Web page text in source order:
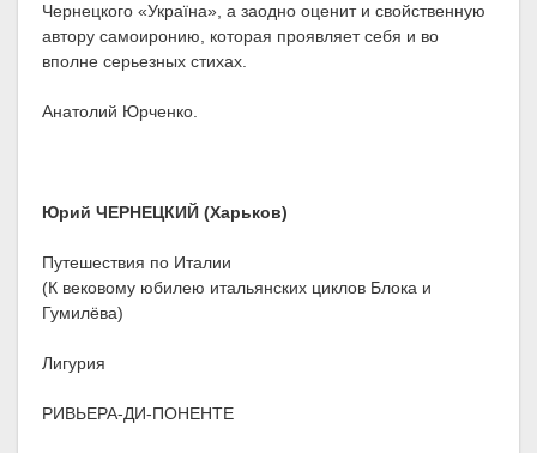
Чернецкого «Україна», а заодно оценит и свойственную
автору самоиронию, которая проявляет себя и во
вполне серьезных стихах.
Анатолий Юрченко.
Юрий ЧЕРНЕЦКИЙ (Харьков)
Путешествия по Италии
(К вековому юбилею итальянских циклов Блока и
Гумилёва)
Лигурия
РИВЬЕРА-ДИ-ПОНЕНТЕ